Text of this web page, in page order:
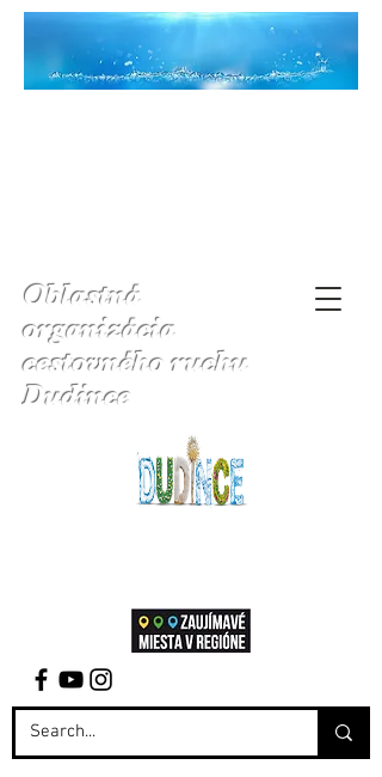
Oblastná
organizácia
cestovného ruchu
Dudince